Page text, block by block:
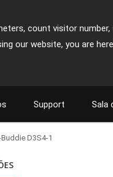
count visitor
our website, you are
Support Sala
Buddie D3S4-1